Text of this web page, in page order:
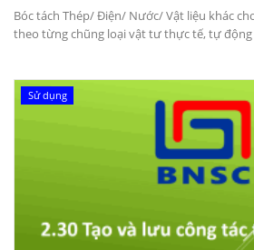
Bóc tách Thép/ Điện/ Nước/ Vật liệu khác
theo từng chũng loại vật tư thực tế, tự
Sử dụng